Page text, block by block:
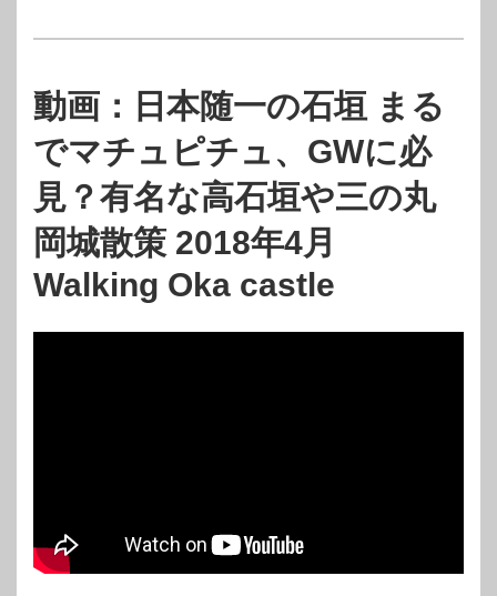
動画：日本随一の石垣 まる
でマチュピチュ、GWに必
見？有名な高石垣や三の丸
岡城散策 2018年4月
Walking Oka castle